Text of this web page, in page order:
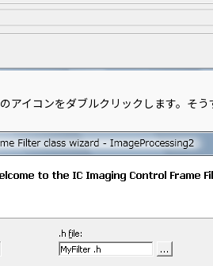
のアイコンをダブルクリックします。そ